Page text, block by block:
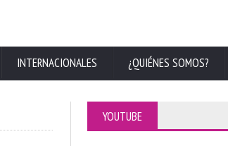
INTERNACIONALES ¿QUIÉNES SOMOS?
YOUTUBE